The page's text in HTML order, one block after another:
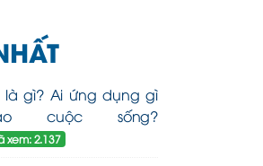
là gì? Ai ứng dụng gì
cuộc sống?
xem: 2.137